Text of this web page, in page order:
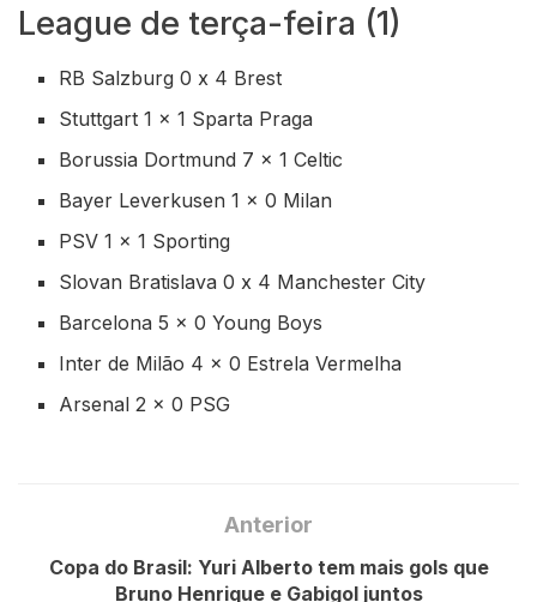
League de terça-feira (1)
RB Salzburg 0 x 4 Brest
Stuttgart 1 x 1 Sparta Praga
Borussia Dortmund 7 x 1 Celtic
Bayer Leverkusen 1 x 0 Milan
PSV 1 x 1 Sporting
Slovan Bratislava 0 x 4 Manchester City
Barcelona 5 x 0 Young Boys
Inter de Milão 4 x 0 Estrela Vermelha
Arsenal 2 x 0 PSG
Anterior
Copa do Brasil: Yuri Alberto tem mais gols que
Bruno Henrique e Gabigol juntos